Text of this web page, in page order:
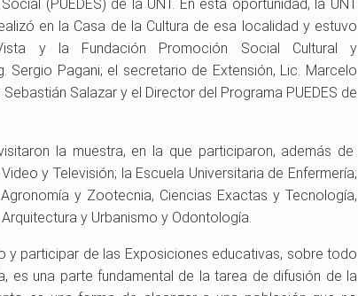
(PUEDES) de la UNT. En esta oportunidad, la UNT
en la Casa de la Cultura de esa localidad y estuvo
y la Fundación Promoción Social Cultural y
Sergio Pagani; el secretario de Extensión, Lic. Marcelo
Salazar y el Director del Programa PUEDES de
la muestra, en la que participaron, además de
y Televisión; la Escuela Universitaria de Enfermería;
y Zootecnia, Ciencias Exactas y Tecnología,
y Urbanismo y Odontología.
y participar de las Exposiciones educativas, sobre todo
es una parte fundamental de la tarea de difusión de la